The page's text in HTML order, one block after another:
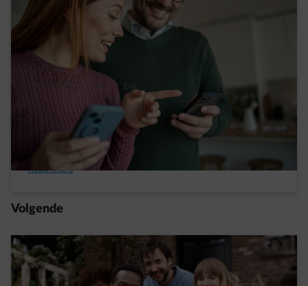
|
6 tips: hoe haal je alles uit de nieuwe
tijdzones in het tweevoudig uurtarief in
Wallonië
Read more
Volgende